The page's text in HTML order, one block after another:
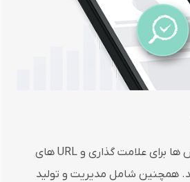
این قالب از بهترین روش ها برای علامت گذاری و URL های
همچنین شامل مدیریت و تولید